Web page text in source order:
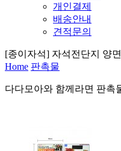
개인결제
배송안내
견적문의
[종이자석] 자석전단지 양
Home 판촉물
다다모아와 함께라면 판촉